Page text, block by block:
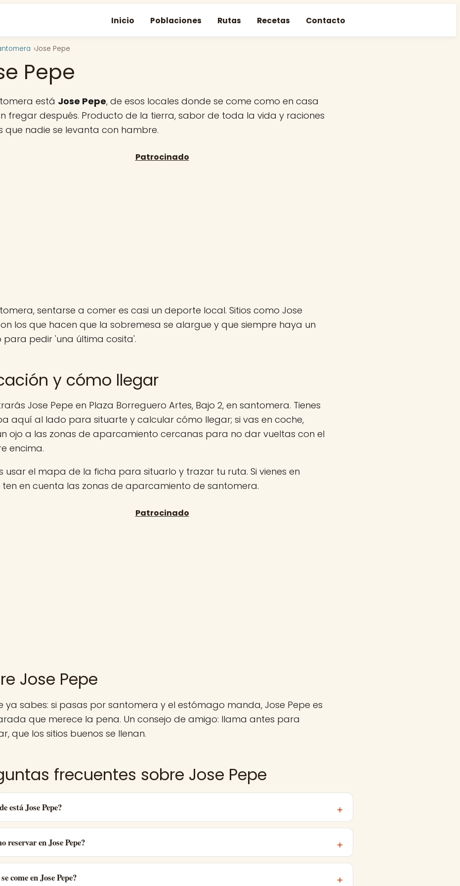
Inicio Poblaciones Rutas Recetas Contacto
Jose Pepe
Pepe
está Jose Pepe, de esos locales donde se come como en casa
fregar después. Producto de la tierra, sabor de toda la vida y raciones
que nadie se levanta con hambre.
sentarse a comer es casi un deporte local. Sitios como Jose
los que hacen que la sobremesa se alargue y que siempre haya un
para pedir 'una última cosita'.
y cómo llegar
Jose Pepe en Plaza Borreguero Artes, Bajo 2, en santomera. Tienes
aquí al lado para situarte y calcular cómo llegar; si vas en coche,
ojo a las zonas de aparcamiento cercanas para no dar vueltas con el
encima.
usar el mapa de la ficha para situarlo y trazar tu ruta. Si vienes en
ten en cuenta las zonas de aparcamiento de santomera.
Jose Pepe
ya sabes: si pasas por santomera y el estómago manda, Jose Pepe es
que merece la pena. Un consejo de amigo: llama antes para
que los sitios buenos se llenan.
frecuentes sobre Jose Pepe
está Jose Pepe?
reservar en Jose Pepe?
come en Jose Pepe?